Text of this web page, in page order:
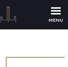
MENU